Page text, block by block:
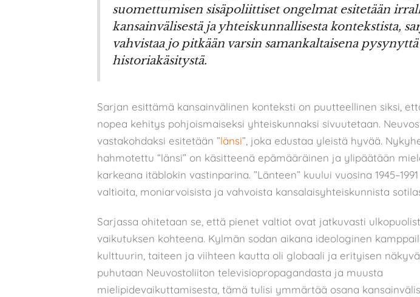
suomettumisen sisäpoliittiset ongelmat esitetään
kansainvälisestä ja yhteiskunnallisesta kontekstista,
vahvistaa jo pitkään varsin samankaltaisena pysynyttä
historiakäsitystä.
Sarjan esittämä kansainvälinen konteksti on puutteellinen siksi,
nopea kehitys pohjoismaiseksi yhteiskunnaksi sivuutetaan.
vastakohdaksi esitetään ”länsi”, joka edustaa yleistä hyvää.
hahmotettu “länsi” on käsitteenä epämääräinen ja ylipäätään
karkeana itäblokin vastinparina. ”Länteen” kuului vuosina
valtioita, moniarvoisista ja vahvoista kansalaisyhteiskunnista
Sarjassa ohitetaan se, että pienet valtiot ovat jatkuvasti
vaikutuksen kohteena. Kylmän sodan aikana ideologinen
kulttuurin, taiteen ja viihteen kautta oli globaali ja erityisen
puhutaan Neuvostoliiton televisiopropagandasta ja muusta
mielipidevaikuttamisesta, tämä tulisi ymmärtää osana